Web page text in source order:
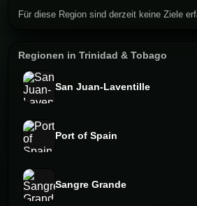
Für diese Region sind derzeit keine Ziele
Regionen in Trinidad & Tobago
San Juan-Laventille
Port of Spain
Sangre Grande